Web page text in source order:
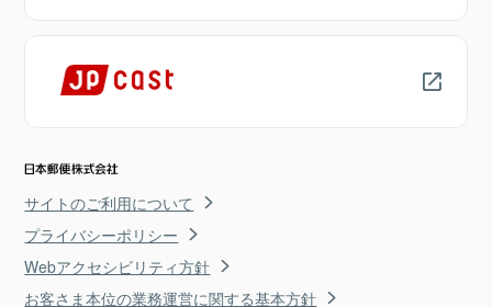
サイトのご利用について
プライバシーポリシー
Webアクセシビリティ方針
お客さま本位の業務運営に関する基本方針